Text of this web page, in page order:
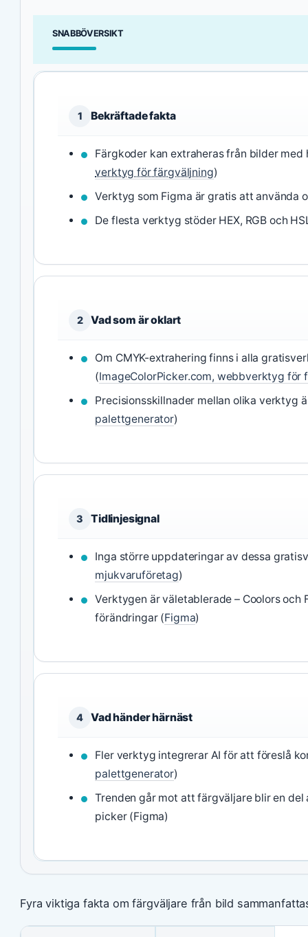
SNABBÖVERSIKT
1 Bekräftade fakta
Färgkoder kan extraheras från bilder
verktyg för färgväljning)
Verktyg som Figma är gratis att använda
De flesta verktyg stöder HEX, RGB och
2 Vad som är oklart
Om CMYK-extrahering finns i alla
(ImageColorPicker.com, webbverktyg för
Precisionsskillnader mellan olika verktyg
palettgenerator)
3 Tidlinjesignal
Inga större uppdateringar av dessa
mjukvaruföretag)
Verktygen är väletablerade – Coolors
förändringar (Figma)
4 Vad händer härnäst
Fler verktyg integrerar AI för att föreslå
palettgenerator)
Trenden går mot att färgväljare blir en
picker (Figma)
Fyra viktiga fakta om färgväljare från bild